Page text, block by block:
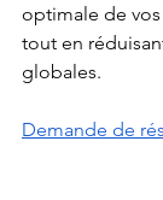
optimale de
tout en
globales.
Demande de